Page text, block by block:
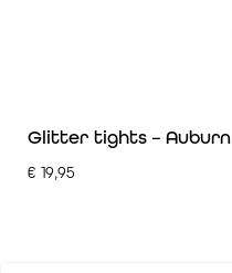
Glitter tights – Auburn
€ 19,95